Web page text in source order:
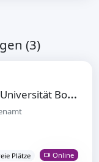
(3)
#
EngagiertGeforscht meets Ruhr-Universität Bochum
Plätze Online